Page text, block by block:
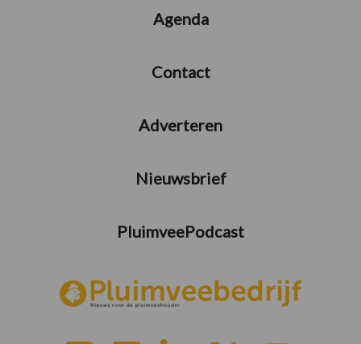
Agenda
Contact
Adverteren
Nieuwsbrief
PluimveePodcast